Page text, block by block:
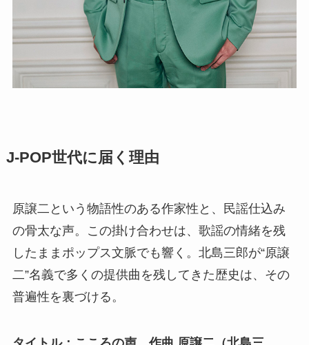
J-POP世代に届く理由
原譲二という物語性のある作家性と、民謡仕込み
の骨太な声。この掛け合わせは、歌謡の情緒を残
したままポップス文脈でも響く。北島三郎が“原譲
二”名義で多くの提供曲を残してきた歴史は、その
普遍性を裏づける。